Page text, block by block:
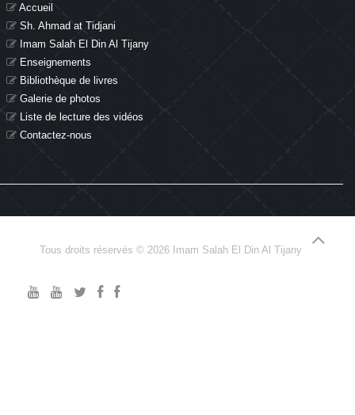
Accueil
Sh. Ahmad at Tidjani
Imam Salah El Din Al Tijany
Enseignements
Bibliothèque de livres
Galerie de photos
Liste de lecture des vidéos
Contactez-nous
Tous droits réservés © 2026 Imam Salah El Din Al Tijany